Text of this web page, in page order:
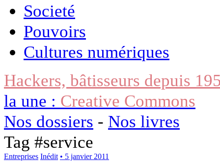
Societé
Pouvoirs
Cultures numériques
Hackers, bâtisseurs depuis
la une : Creative Commons
Nos dossiers - Nos livres
Tag #service
Entreprises Inédit • 5 janvier 2011